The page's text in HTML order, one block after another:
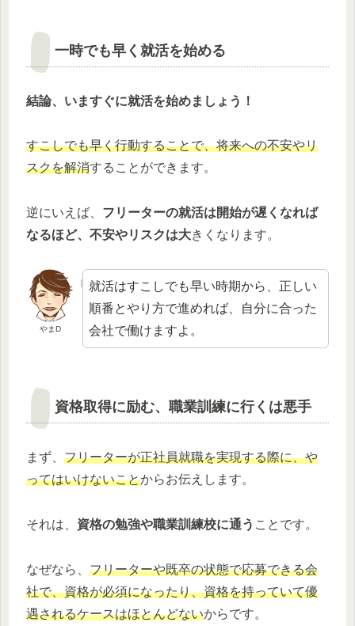
一時でも早く就活を始める
結論、いますぐに就活を始めましょう！
すこしでも早く行動することで、将来への不安やリ
スクを解消することができます。
逆にいえば、 フリーターの就活は開始が遅くなれば
なるほど、不安やリスクは大きくなります。
やまD
就活はすこしでも早い時期から、正しい
順番とやり方で進めれば、自分に合った
会社で働けますよ。
資格取得に励む、職業訓練に行くは悪手
まず、 フリーターが正社員就職を実現する際に、や
ってはいけないことからお伝えします。
それは、 資格の勉強や職業訓練校に通う ことです。
なぜなら、 フリーターや既卒の状態で応募できる会
社で、資格が必須になったり、資格を持っていて優
遇されるケースはほとんどないからです。